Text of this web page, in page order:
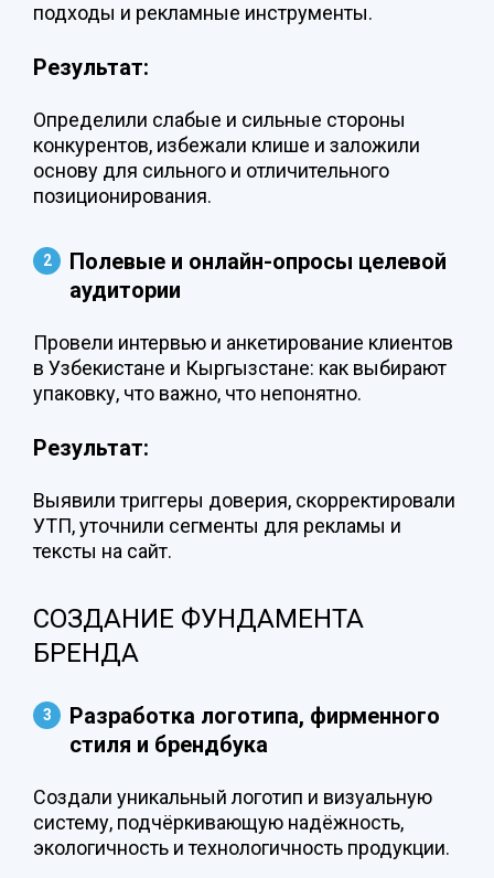
подходы и рекламные инструменты.
Результат:
Определили слабые и сильные стороны
конкурентов, избежали клише и заложили
основу для сильного и отличительного
позиционирования.
Полевые и онлайн-опросы целевой
аудитории
Провели интервью и анкетирование клиентов
в Узбекистане и Кыргызстане: как выбирают
упаковку, что важно, что непонятно.
Результат:
Выявили триггеры доверия, скорректировали
УТП, уточнили сегменты для рекламы и
тексты на сайт.
СОЗДАНИЕ ФУНДАМЕНТА
БРЕНДА
Разработка логотипа, фирменного
стиля и брендбука
Создали уникальный логотип и визуальную
систему, подчёркивающую надёжность,
экологичность и технологичность продукции.